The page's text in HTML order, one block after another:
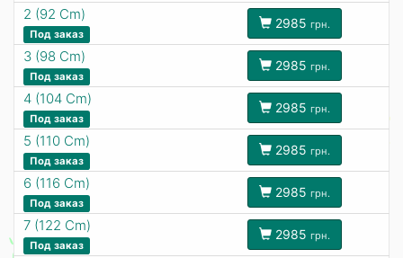
2 (92 Cm)
Под заказ
2985 грн.
3 (98 Cm)
Под заказ
2985 грн.
4 (104 Cm)
Под заказ
2985 грн.
5 (110 Cm)
Под заказ
2985 грн.
6 (116 Cm)
Под заказ
2985 грн.
7 (122 Cm)
Под заказ
2985 грн.